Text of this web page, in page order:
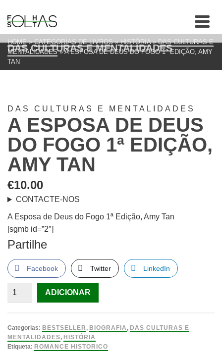
DAS CULTURAS E MENTALIDADES
HOME » CATEGORIAS DE LIVROS » HISTÓRIA » DAS CULTURAS E
MENTALIDADES » A ESPOSA DE DEUS DO FOGO 1ª EDIÇÃO, AMY
TAN
DAS CULTURAS E MENTALIDADES
A ESPOSA DE DEUS
DO FOGO 1ª EDIÇÃO,
AMY TAN
€10.00
CONTACTE-NOS
A Esposa de Deus do Fogo 1ª Edição, Amy Tan
[sgmb id=”2″]
Partilhe
Facebook Twitter LinkedIn
Quantidade
Esposa
de
Deus
ADICIONAR
Categorias: BESTSELLER , BIOGRAFIA , DAS CULTURAS E
MENTALIDADES, HISTÓRIA
Etiqueta: ROMANCE HISTORICO